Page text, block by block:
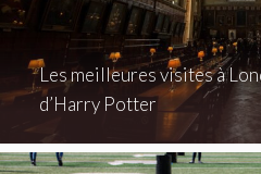
Les meilleures visites à
d’Harry Potter